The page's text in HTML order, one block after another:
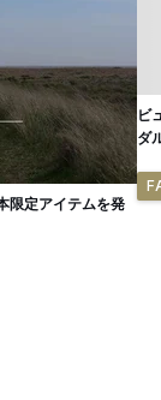
限定アイテムを発
ビ
ダ